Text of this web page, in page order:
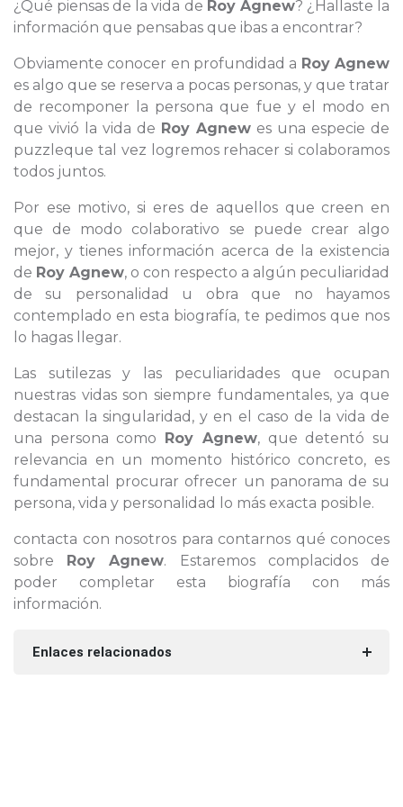
¿Qué piensas de la vida de Roy Agnew? ¿Hallaste la
información que pensabas que ibas a encontrar?
Obviamente conocer en profundidad a Roy Agnew
es algo que se reserva a pocas personas, y que tratar
de recomponer la persona que fue y el modo en
que vivió la vida de Roy Agnew es una especie de
puzzleque tal vez logremos rehacer si colaboramos
todos juntos.
Por ese motivo, si eres de aquellos que creen en
que de modo colaborativo se puede crear algo
mejor, y tienes información acerca de la existencia
de Roy Agnew, o con respecto a algún peculiaridad
de su personalidad u obra que no hayamos
contemplado en esta biografía, te pedimos que nos
lo hagas llegar.
Las sutilezas y las peculiaridades que ocupan
nuestras vidas son siempre fundamentales, ya que
destacan la singularidad, y en el caso de la vida de
una persona como Roy Agnew, que detentó su
relevancia en un momento histórico concreto, es
fundamental procurar ofrecer un panorama de su
persona, vida y personalidad lo más exacta posible.
contacta con nosotros para contarnos qué conoces
sobre Roy Agnew. Estaremos complacidos de
poder completar esta biografía con más
información.
Enlaces relacionados